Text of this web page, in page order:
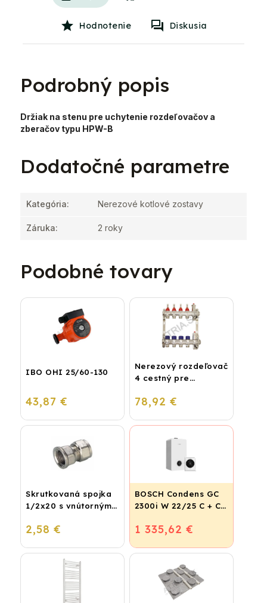
Hodnotenie Diskusia
Podrobný popis
Držiak na stenu pre uchytenie rozdeľovačov a
zberačov typu HPW-B
Dodatočné parametre
Kategória: Nerezové kotlové zostavy
Záruka: 2 roky
Podobné tovary
IBO OHI 25/60-130
43,87 €
Nerezový rozdeľovač
4 cestný pre
vykurovanie
78,92 €
Skrutkovaná spojka
1/2x20 s vnútorným
2,58 €
BOSCH Condens GC
2300i W 22/25 C + CR
1 335,62 €